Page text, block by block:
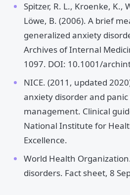
Spitzer, R. L., Kroenke, K.,
Löwe, B. (2006). A brief
generalized anxiety
Archives of Internal
1097. DOI: 10.1001/
NICE. (2011, updated
anxiety disorder and
management. Clinical
National Institute for
Excellence.
World Health
disorders. Fact sheet, 8